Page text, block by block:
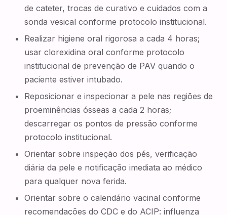
de cateter, trocas de curativo e cuidados com a
sonda vesical conforme protocolo institucional.
Realizar higiene oral rigorosa a cada 4 horas;
usar clorexidina oral conforme protocolo
institucional de prevenção de PAV quando o
paciente estiver intubado.
Reposicionar e inspecionar a pele nas regiões de
proeminências ósseas a cada 2 horas;
descarregar os pontos de pressão conforme
protocolo institucional.
Orientar sobre inspeção dos pés, verificação
diária da pele e notificação imediata ao médico
para qualquer nova ferida.
Orientar sobre o calendário vacinal conforme
recomendações do CDC e do ACIP: influenza